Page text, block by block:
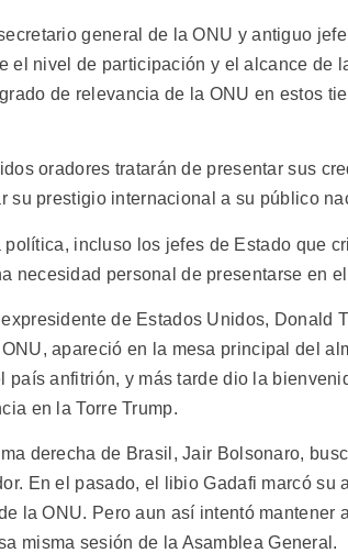
general de la ONU y antiguo
el nivel de participación y el alcance de
de relevancia de la ONU en estos
oradores tratarán de presentar sus
su prestigio internacional a su público
política, incluso los jefes de Estado que
necesidad personal de presentarse en
de Estados Unidos, Donald
apareció en la mesa principal del
país anfitrión, y más tarde dio la
en la Torre Trump.
derecha de Brasil, Jair Bolsonaro,
En el pasado, el libio Gadafi marcó su
la ONU. Pero aun así intentó mantener
misma sesión de la Asamblea General.